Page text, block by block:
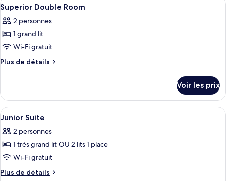
Room
de
chambre
Deluxe
Room
toutes
les
photos
pour
ce
chambre :
Superior
Double
Room
7
Superior Double Room
2 personnes
1 grand lit
Wi-Fi gratuit
Plus de détails
Plus
le
type
de
Superior
Double
Voir les prix
Afficher
toutes
les
photos
pour
ce
Une chambre d’hôtel avec deux lits,
5
Junior Suite
2 personnes
1 très grand lit OU 2 lits 1 place
Wi-Fi gratuit
Plus de détails
Plus